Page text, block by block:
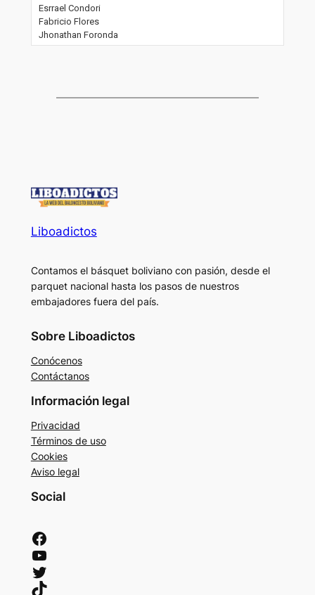
Esrrael Condori
Fabricio Flores
Jhonathan Foronda
Liboadictos
Contamos el básquet boliviano con pasión, desde el
parquet nacional hasta los pasos de nuestros
embajadores fuera del país.
Sobre Liboadictos
Conócenos
Contáctanos
Información legal
Privacidad
Términos de uso
Cookies
Aviso legal
Social
Facebook
YouTube
Twitter
TikTok